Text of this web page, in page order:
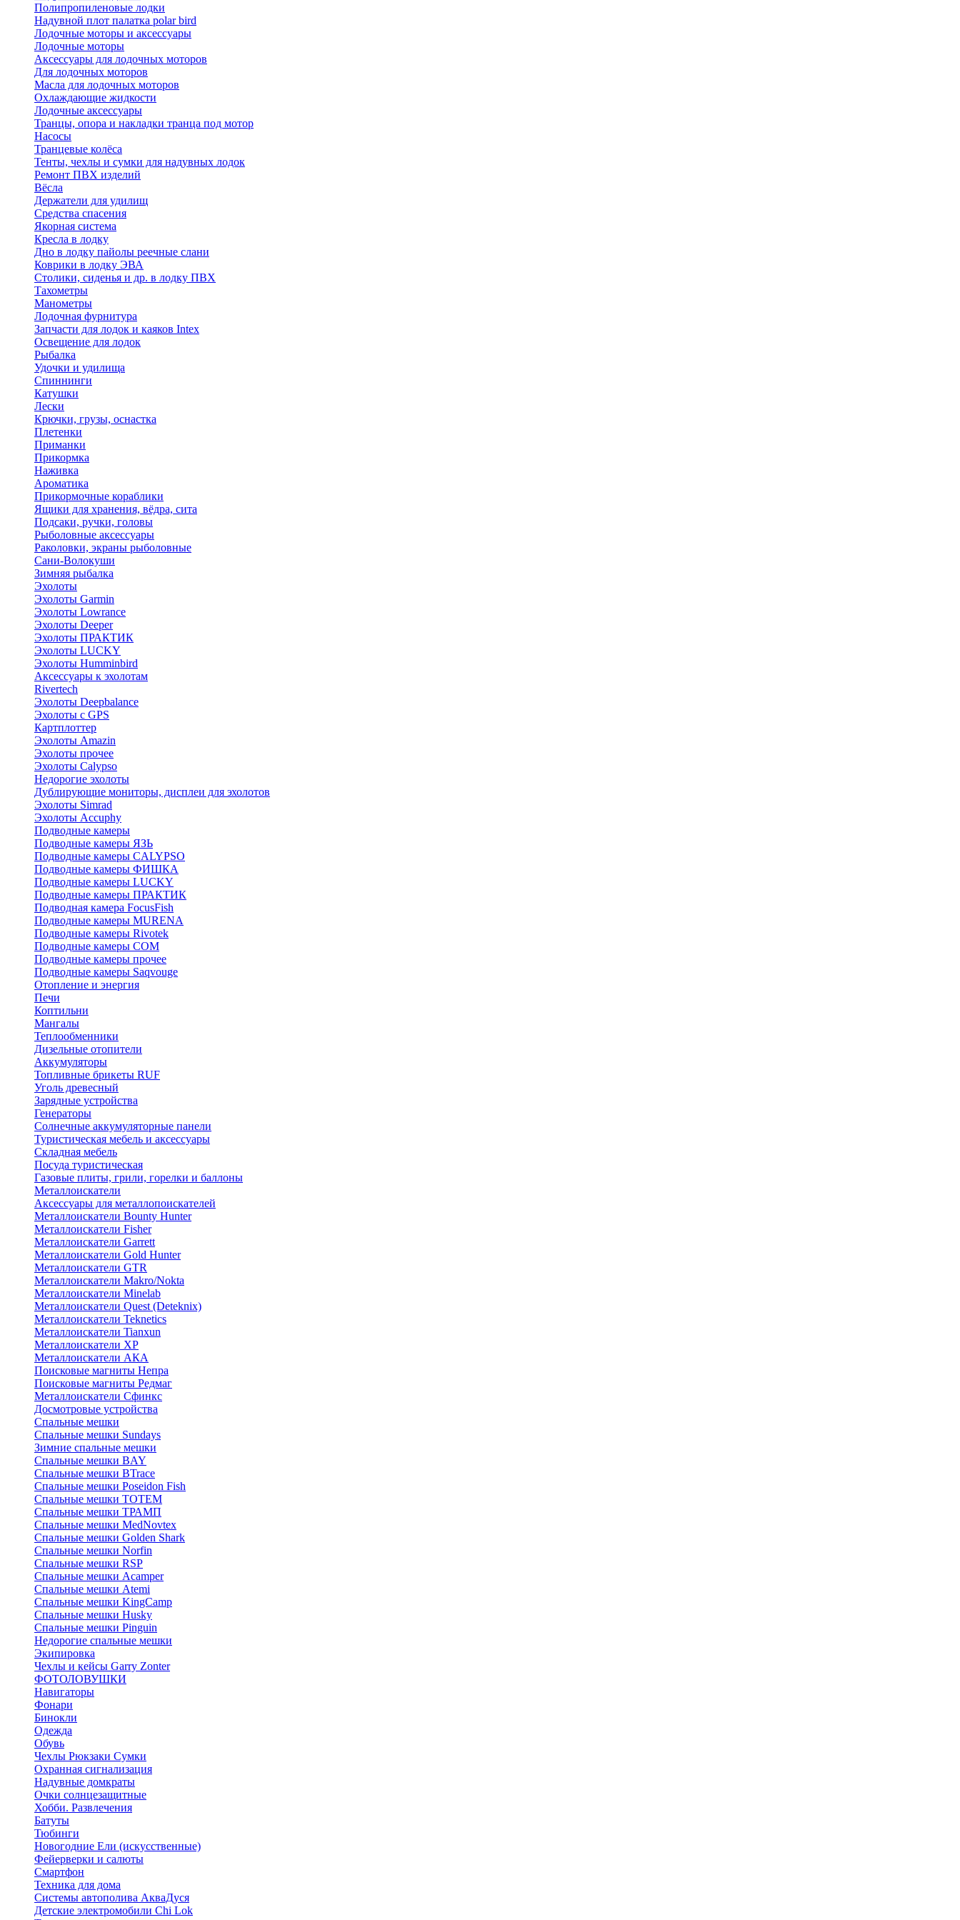
Полипропиленовые лодки
Надувной плот палатка polar bird
Лодочные моторы и аксессуары
Лодочные моторы
Аксессуары для лодочных моторов
Для лодочных моторов
Масла для лодочных моторов
Охлаждающие жидкости
Лодочные аксессуары
Транцы, опора и накладки транца под мотор
Насосы
Транцевые колёса
Тенты, чехлы и сумки для надувных лодок
Ремонт ПВХ изделий
Вёсла
Держатели для удилищ
Средства спасения
Якорная система
Кресла в лодку
Дно в лодку пайолы реечные слани
Коврики в лодку ЭВА
Столики, сиденья и др. в лодку ПВХ
Тахометры
Манометры
Лодочная фурнитура
Запчасти для лодок и каяков Intex
Освещение для лодок
Рыбалка
Удочки и удилища
Спиннинги
Катушки
Лески
Крючки, грузы, оснастка
Плетенки
Приманки
Прикормка
Наживка
Ароматика
Прикормочные кораблики
Ящики для хранения, вёдра, сита
Подсаки, ручки, головы
Рыболовные аксессуары
Раколовки, экраны рыболовные
Сани-Волокуши
Зимняя рыбалка
Эхолоты
Эхолоты Garmin
Эхолоты Lowrance
Эхолоты Deeper
Эхолоты ПРАКТИК
Эхолоты LUCKY
Эхолоты Humminbird
Аксессуары к эхолотам
Rivertech
Эхолоты Deepbalance
Эхолоты с GPS
Картплоттер
Эхолоты Amazin
Эхолоты прочее
Эхолоты Calypso
Недорогие эхолоты
Дублирующие мониторы, дисплеи для эхолотов
Эхолоты Simrad
Эхолоты Accuphy
Подводные камеры
Подводные камеры ЯЗЬ
Подводные камеры CALYPSO
Подводные камеры ФИШКА
Подводные камеры LUCKY
Подводные камеры ПРАКТИК
Подводная камера FocusFish
Подводные камеры MURENA
Подводные камеры Rivotek
Подводные камеры СОМ
Подводные камеры прочее
Подводные камеры Saqvouge
Отопление и энергия
Печи
Коптильни
Мангалы
Теплообменники
Дизельные отопители
Аккумуляторы
Топливные брикеты RUF
Уголь древесный
Зарядные устройства
Генераторы
Солнечные аккумуляторные панели
Туристическая мебель и аксессуары
Складная мебель
Посуда туристическая
Газовые плиты, грили, горелки и баллоны
Металлоискатели
Аксессуары для металлопоискателей
Металлоискатели Bounty Hunter
Металлоискатели Fisher
Металлоискатели Garrett
Металлоискатели Gold Hunter
Металлоискатели GTR
Металлоискатели Makro/Nokta
Металлоискатели Minelab
Металлоискатели Quest (Deteknix)
Металлоискатели Teknetics
Металлоискатели Tianxun
Металлоискатели XP
Металлоискатели АКА
Поисковые магниты Непра
Поисковые магниты Редмаг
Металлоискатели Сфинкс
Досмотровые устройства
Спальные мешки
Спальные мешки Sundays
Зимние спальные мешки
Спальные мешки BAY
Спальные мешки BTrace
Спальные мешки Poseidon Fish
Спальные мешки ТОТЕМ
Спальные мешки ТРАМП
Cпальные мешки MedNovtex
Спальные мешки Golden Shark
Спальные мешки Norfin
Спальные мешки RSP
Спальные мешки Acamper
Спальные мешки Atemi
Спальные мешки KingCamp
Спальные мешки Husky
Спальные мешки Pinguin
Недорогие спальные мешки
Экипировка
Чехлы и кейсы Garry Zonter
ФОТОЛОВУШКИ
Навигаторы
Фонари
Бинокли
Одежда
Обувь
Чехлы Рюкзаки Сумки
Охранная сигнализация
Надувные домкраты
Очки солнцезащитные
Хобби. Развлечения
Батуты
Тюбинги
Новогодние Ели (искусственные)
Фейерверки и салюты
Смартфон
Техника для дома
Системы автополива АкваДуся
Детские электромобили Chi Lok